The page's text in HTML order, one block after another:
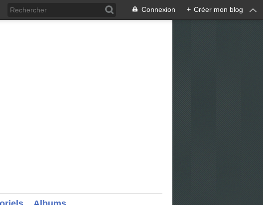
Connexion + Créer mon blog